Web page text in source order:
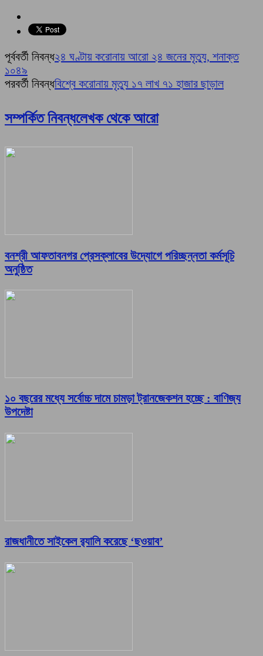
পূর্ববর্তী নিবন্ধ২৪ ঘণ্টায় করোনায় আরো ২৪ জনের মৃত্যু, শনাক্ত
১০৪৯
পরবর্তী নিবন্ধবিশ্বে করোনায় মৃত্যু ১৭ লাখ ৭১ হাজার ছাড়াল
সম্পর্কিত নিবন্ধলেখক থেকে আরো
বনশ্রী আফতাবনগর প্রেসক্লাবের উদ্যোগে পরিচ্ছন্নতা কর্মসূচি
অনুষ্ঠিত
১০ বছরের মধ্যে সর্বোচ্চ দামে চামড়া ট্রানজেকশন হচ্ছে : বাণিজ্য
উপদেষ্টা
রাজধানীতে সাইকেল র‌্যালি করেছে ‘ছওয়াব’